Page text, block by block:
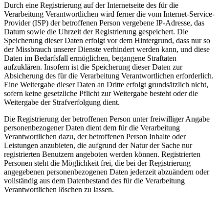
Durch eine Registrierung auf der Internetseite des für die
Verarbeitung Verantwortlichen wird ferner die vom Internet-Service-
Provider (ISP) der betroffenen Person vergebene IP-Adresse, das
Datum sowie die Uhrzeit der Registrierung gespeichert. Die
Speicherung dieser Daten erfolgt vor dem Hintergrund, dass nur so
der Missbrauch unserer Dienste verhindert werden kann, und diese
Daten im Bedarfsfall ermöglichen, begangene Straftaten
aufzuklären. Insofern ist die Speicherung dieser Daten zur
Absicherung des für die Verarbeitung Verantwortlichen erforderlich.
Eine Weitergabe dieser Daten an Dritte erfolgt grundsätzlich nicht,
sofern keine gesetzliche Pflicht zur Weitergabe besteht oder die
Weitergabe der Strafverfolgung dient.
Die Registrierung der betroffenen Person unter freiwilliger Angabe
personenbezogener Daten dient dem für die Verarbeitung
Verantwortlichen dazu, der betroffenen Person Inhalte oder
Leistungen anzubieten, die aufgrund der Natur der Sache nur
registrierten Benutzern angeboten werden können. Registrierten
Personen steht die Möglichkeit frei, die bei der Registrierung
angegebenen personenbezogenen Daten jederzeit abzuändern oder
vollständig aus dem Datenbestand des für die Verarbeitung
Verantwortlichen löschen zu lassen.